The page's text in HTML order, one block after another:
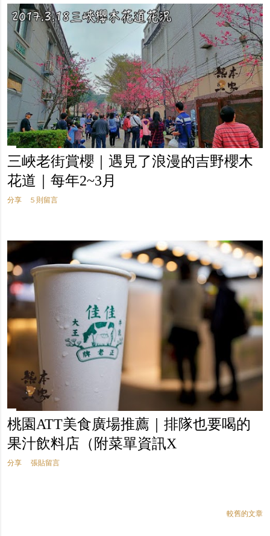
三峽老街賞櫻｜遇見了浪漫的吉野櫻木
花道｜每年2~3月
分享 5 則留言
桃園ATT美食廣場推薦｜排隊也要喝的
果汁飲料店（附菜單資訊X
分享 張貼留言
較舊的文章